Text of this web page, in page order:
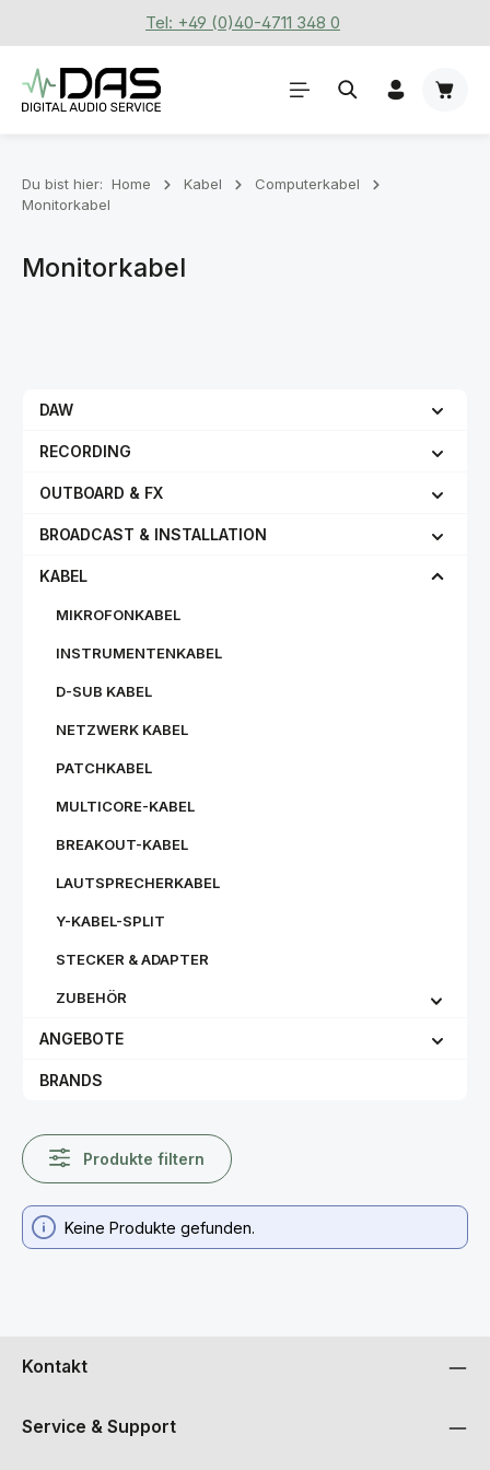
Zum Hauptinhalt springenTel: +49 (0)40-4711 348 0
Du bist hier: Home Kabel
Computerkabel
Monitorkabel
Monitorkabel
DAW
RECORDING
OUTBOARD & FX
BROADCAST & INSTALLATION
KABEL
MIKROFONKABEL
INSTRUMENTENKABEL
D-SUB KABEL
NETZWERK KABEL
PATCHKABEL
MULTICORE-KABEL
BREAKOUT-KABEL
LAUTSPRECHERKABEL
Y-KABEL-SPLIT
STECKER & ADAPTER
ZUBEHÖR
ANGEBOTE
BRANDS
Produkte filtern
Keine Produkte gefunden.
Kontakt
Service & Support